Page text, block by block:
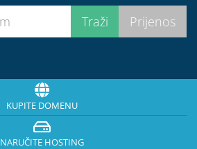
KUPITE DOMENU
NARUČITE HOSTING